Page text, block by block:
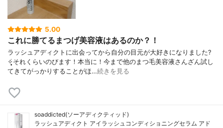
5.00
これに勝てるまつげ美容液はあるのか？！
ラッシュアディクトに出会ってから自分の目元が大好きになりました?
✧̣̥̇それくらいのびます！本当に！今まで他のまつ毛美容液さんざん試し
てきてがっかりすることがほ…続きを見る
soaddicted(ソーアディクティッド)
ラッシュアディクト アイラッシュコンディショニングセラム アド